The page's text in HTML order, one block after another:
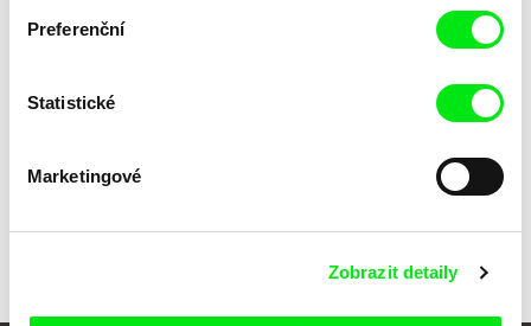
Preferenční
Statistické
Marketingové
Zobrazit detaily